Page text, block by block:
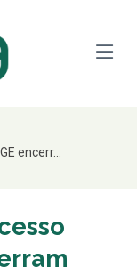
encerr...